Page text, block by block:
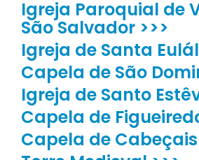
Igreja Paroquial de
São Salvador >>>
Igreja de Santa
Capela de São
Igreja de Santo
Capela de
Capela de Cabeçais